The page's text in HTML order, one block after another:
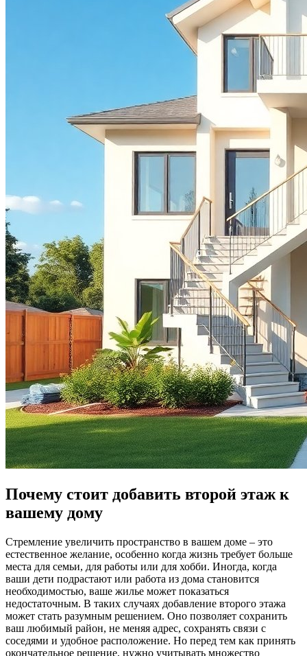
Почему стоит добавить второй этаж к
вашему дому
Стремление увеличить пространство в вашем доме – это
естественное желание, особенно когда жизнь требует больше
места для семьи, для работы или для хобби. Иногда, когда
ваши дети подрастают или работа из дома становится
необходимостью, ваше жилье может показаться
недостаточным. В таких случаях добавление второго этажа
может стать разумным решением. Оно позволяет сохранить
ваш любимый район, не меняя адрес, сохранять связи с
соседями и удобное расположение. Но перед тем как принять
окончательное решение, нужно учитывать множество